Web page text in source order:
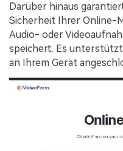
Darüber hinaus
Sicherheit Ihrer Online-
Audio- oder
speichert. Es
an Ihrem Gerät